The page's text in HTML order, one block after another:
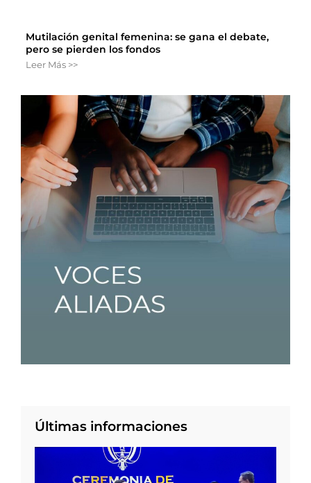
Mutilación genital femenina: se gana el debate,
pero se pierden los fondos
Leer Más >>
Últimas informaciones